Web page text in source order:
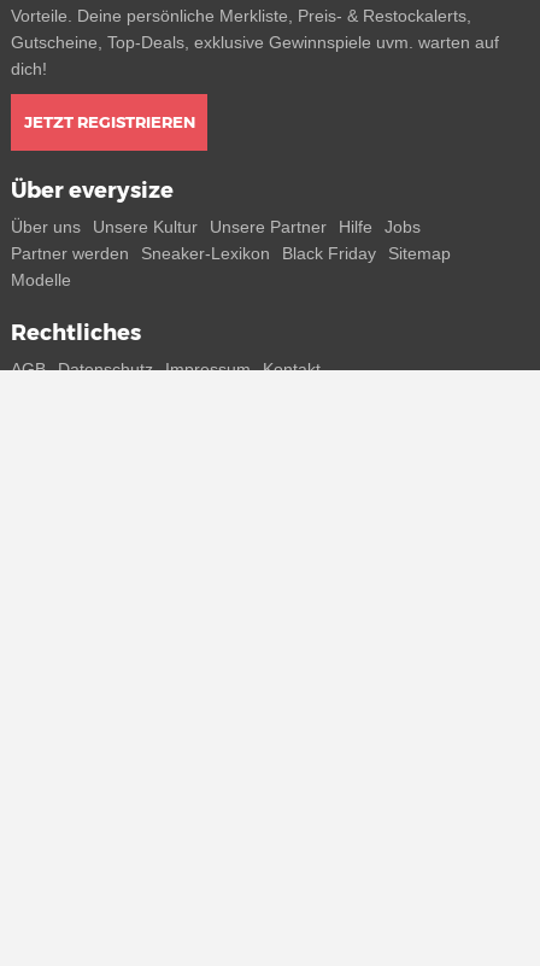
Vorteile. Deine persönliche Merkliste, Preis- & Restockalerts,
Gutscheine, Top-Deals, exklusive Gewinnspiele uvm. warten auf
dich!
JETZT REGISTRIEREN
Über everysize
Über uns Unsere Kultur Unsere Partner Hilfe
Jobs
Partner werden
Sneaker-Lexikon Black Friday
Sitemap
Modelle
Rechtliches
AGB Datenschutz Impressum Kontakt